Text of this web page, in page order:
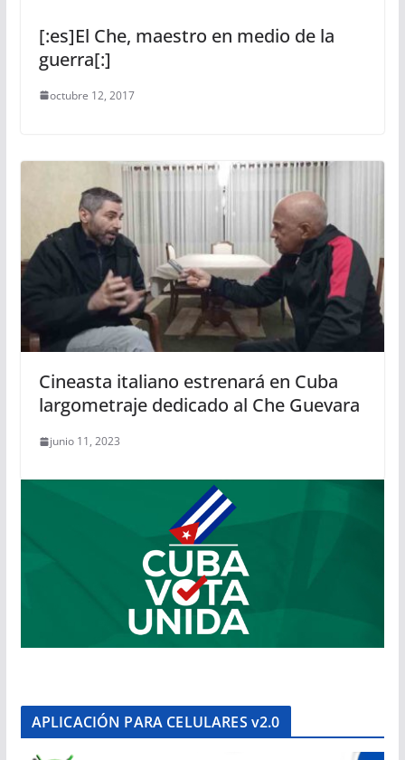
[:es]El Che, maestro en medio de la
guerra[:]
octubre 12, 2017
Cineasta italiano estrenará en Cuba
largometraje dedicado al Che Guevara
junio 11, 2023
APLICACIÓN PARA CELULARES v2.0